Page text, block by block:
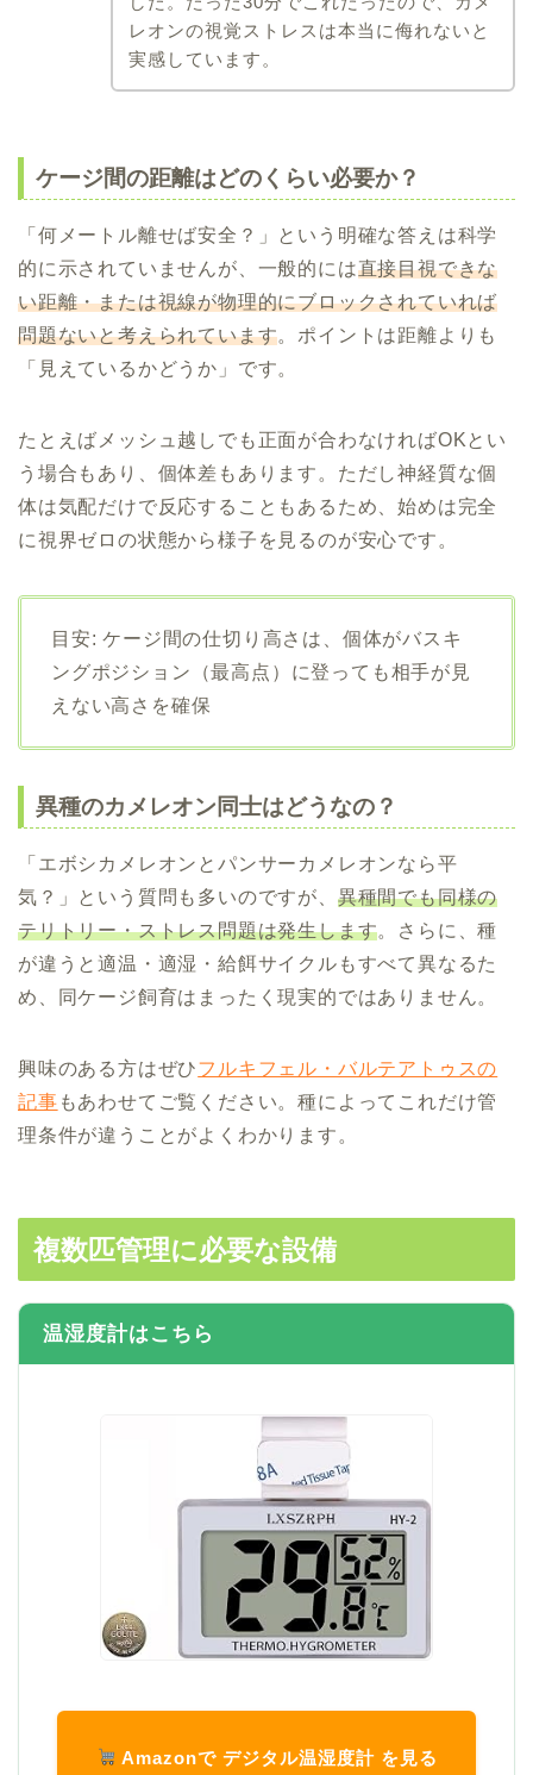
レオンの視覚ストレスは本当に侮れないと
実感しています。
ケージ間の距離はどのくらい必要か？
「何メートル離せば安全？」という明確な答えは科学
的に示されていませんが、一般的には直接目視できな
い距離・または視線が物理的にブロックされていれば
問題ないと考えられています。ポイントは距離よりも
「見えているかどうか」です。
たとえばメッシュ越しでも正面が合わなければOKとい
う場合もあり、個体差もあります。ただし神経質な個
体は気配だけで反応することもあるため、始めは完全
に視界ゼロの状態から様子を見るのが安心です。
目安: ケージ間の仕切り高さは、個体がバスキ
ングポジション（最高点）に登っても相手が見
えない高さを確保
異種のカメレオン同士はどうなの？
「エボシカメレオンとパンサーカメレオンなら平
気？」という質問も多いのですが、 異種間でも同様の
テリトリー・ストレス問題は発生します。さらに、種
が違うと適温・適湿・給餌サイクルもすべて異なるた
め、同ケージ飼育はまったく現実的ではありません。
興味のある方はぜひフルキフェル・バルテアトゥスの
記事 もあわせてご覧ください。種によってこれだけ管
理条件が違うことがよくわかります。
複数匹管理に必要な設備
温湿度計はこちら
Amazonで デジタル温湿度計 を見る